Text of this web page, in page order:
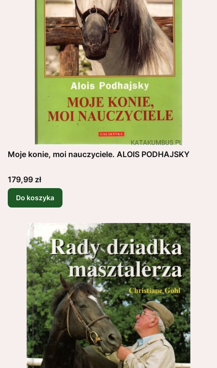
Moje konie, moi nauczyciele. ALOIS PODHAJSKY
Cena
179,99 zł
Do koszyka